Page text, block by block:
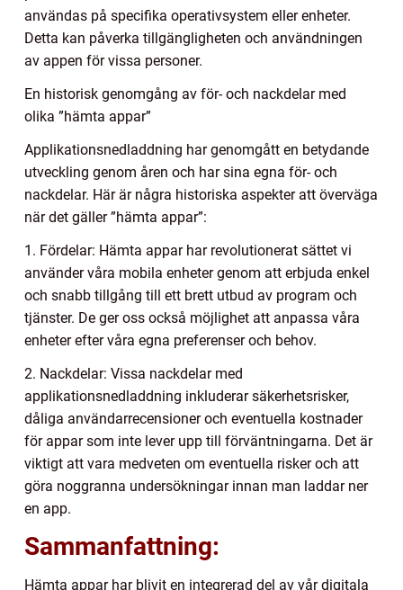
användas på specifika operativsystem eller enheter.
Detta kan påverka tillgängligheten och användningen
av appen för vissa personer.
En historisk genomgång av för- och nackdelar med
olika ”hämta appar”
Applikationsnedladdning har genomgått en betydande
utveckling genom åren och har sina egna för- och
nackdelar. Här är några historiska aspekter att överväga
när det gäller ”hämta appar”:
1. Fördelar: Hämta appar har revolutionerat sättet vi
använder våra mobila enheter genom att erbjuda enkel
och snabb tillgång till ett brett utbud av program och
tjänster. De ger oss också möjlighet att anpassa våra
enheter efter våra egna preferenser och behov.
2. Nackdelar: Vissa nackdelar med
applikationsnedladdning inkluderar säkerhetsrisker,
dåliga användarrecensioner och eventuella kostnader
för appar som inte lever upp till förväntningarna. Det är
viktigt att vara medveten om eventuella risker och att
göra noggranna undersökningar innan man laddar ner
en app.
Sammanfattning:
Hämta appar har blivit en integrerad del av vår digitala